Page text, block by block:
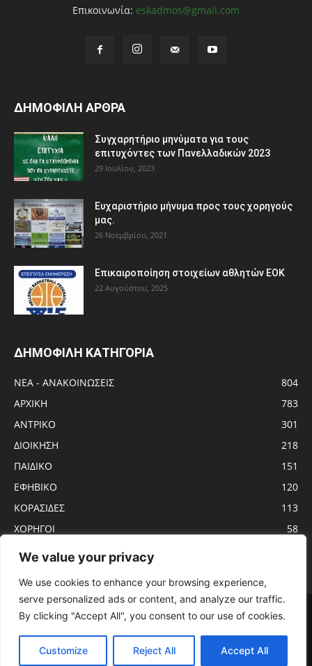
We value your privacy
We use cookies to enhance your browsing experience,
serve personalized ads or content, and analyze our traffic.
By clicking "Accept All", you consent to our use of cookies.
Customize Reject All Accept All
Επικοινωνία: eskadmos@gmail.com
ΔΗΜΟΦΙΛΗ ΑΡΘΡΑ
Συγχαρητήριο μηνύματα για τους
επιτυχόντες των Πανελλαδικών 2023
29 Ιουλίου, 2023
Ευχαριστήριο μήνυμα προς τους χορηγούς
μας.
26 Νοεμβρίου, 2021
Eπικαιροποίηση στοιχείων αθλητών ΕΟΚ
22 Αυγούστου, 2025
ΔΗΜΟΦΙΛΗ ΚΑΤΗΓΟΡΙΑ
ΝΕΑ - ΑΝΑΚΟΙΝΩΣΕΙΣ
804
ΑΡΧΙΚΗ
783
ΑΝTΡΙΚΟ
301
ΔΙΟΙΚΗΣΗ
218
ΠΑΙΔΙΚΟ
151
ΕΦΗΒΙΚΟ
120
ΚΟΡΑΣΙΔΕΣ
113
ΧΟΡΗΓΟΙ
58
Αρχική ΑΝTΡΙΚΟ ΝΕΑ – ΑΝΑΚΟΙΝΩΣΕΙΣ
ΓΥΝΑΙΚΩΝ
ΕΦΗΒΙΚΟ
ΠΑΙΔΙΚΟ ΚΟΡΑΣΙΔΕΣ
ΠΡΟΓΡΑΜΜΑ ΑΓΩΝΩΝ
ΕΡΓΑΣΙΑΚΟ
© KADMOS BC - 2020